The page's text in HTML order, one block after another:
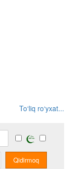
To‘liq ro‘yxat...